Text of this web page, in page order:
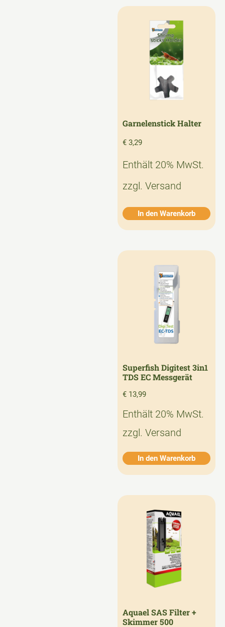
Garnelenstick Halter
€ 3,29
Enthält 20% MwSt.
zzgl. Versand
In den Warenkorb
Superfish Digitest 3in1
TDS EC Messgerät
€ 13,99
Enthält 20% MwSt.
zzgl. Versand
In den Warenkorb
Aquael SAS Filter +
Skimmer 500